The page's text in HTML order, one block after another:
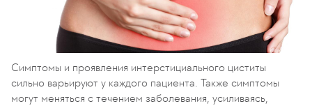
Симптомы и проявления интерстициального циститы
сильно варьируют у каждого пациента. Также симптомы
могут меняться с течением заболевания, усиливаясь,